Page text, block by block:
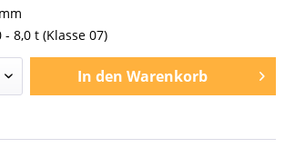
8,0 t (Klasse 07)
In den Warenkorb